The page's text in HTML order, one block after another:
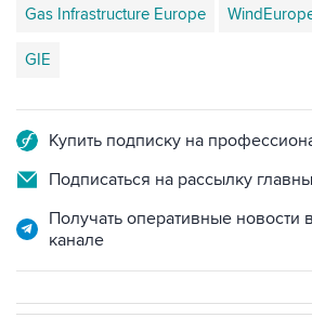
Gas Infrastructure Europe
GIE
Купить подписку на
Подписаться на рассылку
Получать оперативные новости
канале